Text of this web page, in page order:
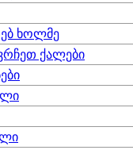
ხოლმე
ქალები